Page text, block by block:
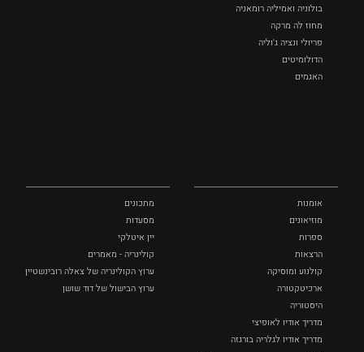
בולוניה ואמיליה רומאניה
מחוז לה מרקה
פריולי ונציה ג'וליה
הדולומיטים
האגמים
אומנות
מוזיאונים
ספרות
הרצאות
קולנוע ומוסיקה
ארכיטקטורה
היסטוריה
מדריך אודיו לאופיצי
מדריך אודיו לגלריה בורגזה
מתכונים
מסעדות
יין איטלקי
קולינריה - מאמרים
ערוץ הקולינריה של צאלה רובינשטיין
ערוץ הבישול של דוד שושן